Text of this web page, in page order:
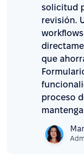
solicitud
revisión.
que
proceso